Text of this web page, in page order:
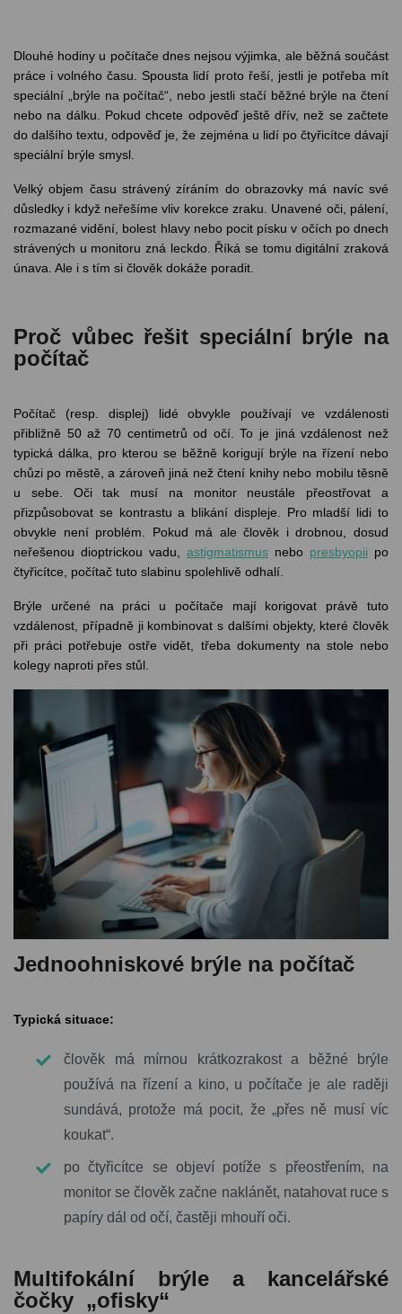
Dlouhé hodiny u počítače dnes nejsou výjimka, ale běžná součást
práce i volného času. Spousta lidí proto řeší, jestli je potřeba mít
speciální „brýle na počítač“, nebo jestli stačí běžné brýle na čtení
nebo na dálku. Pokud chcete odpověď ještě dřív, než se začtete
do dalšího textu, odpověď je, že zejména u lidí po čtyřicítce dávají
speciální brýle smysl.
Velký objem času strávený zíráním do obrazovky má navíc své
důsledky i když neřešíme vliv korekce zraku. Unavené oči, pálení,
rozmazané vidění, bolest hlavy nebo pocit písku v očích po dnech
strávených u monitoru zná leckdo. Říká se tomu digitální zraková
únava. Ale i s tím si člověk dokáže poradit.
Proč vůbec řešit speciální brýle na
počítač
Počítač (resp. displej) lidé obvykle používají ve vzdálenosti
přibližně 50 až 70 centimetrů od očí. To je jiná vzdálenost než
typická dálka, pro kterou se běžně korigují brýle na řízení nebo
chůzi po městě, a zároveň jiná než čtení knihy nebo mobilu těsně
u sebe. Oči tak musí na monitor neustále přeostřovat a
přizpůsobovat se kontrastu a blikání displeje. Pro mladší lidi to
obvykle není problém. Pokud má ale člověk i drobnou, dosud
neřešenou dioptrickou vadu, astigmatismus nebo presbyopii po
čtyřicítce, počítač tuto slabinu spolehlivě odhalí.
Brýle určené na práci u počítače mají korigovat právě tuto
vzdálenost, případně ji kombinovat s dalšími objekty, které člověk
při práci potřebuje ostře vidět, třeba dokumenty na stole nebo
kolegy naproti přes stůl.
Jednoohniskové brýle na počítač
Typická situace:
člověk má mírnou krátkozrakost a běžné brýle
používá na řízení a kino, u počítače je ale raději
sundává, protože má pocit, že „přes ně musí víc
koukat“.
po čtyřicítce se objeví potíže s přeostřením, na
monitor se člověk začne naklánět, natahovat ruce s
papíry dál od očí, častěji mhouří oči.
Multifokální brýle a kancelářské
čočky „ofisky“